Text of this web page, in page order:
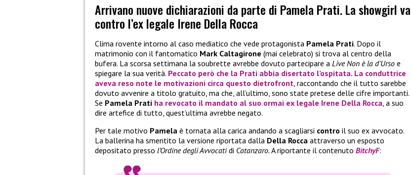
Arrivano nuove dichiarazioni da parte di Pamela Prati. La showgirl va
contro l’ex legale Irene Della Rocca
Clima rovente intorno al caso mediatico che vede protagonista Pamela Prati. Dopo il
matrimonio con il fantomatico Mark Caltagirone (mai celebrato) si trova al centro della
bufera. La scorsa settimana la soubrette avrebbe dovuto partecipare a Live Non è la d’Urso e
spiegare la sua verità. Peccato però che la Prati abbia disertato l’ospitata. La conduttrice
aveva reso note le motivazioni circa questo dietrofront, raccontando che il tutto sarebbe
dovuto avvenire a titolo gratuito, ma che, all’ultimo, sono state pretese delle cifre importanti.
Se Pamela Prati ha revocato il mandato al suo ormai ex legale Irene Della Rocca, a suo
dire artefice di tutto, quest’ultima avrebbe negato.
Per tale motivo Pamela è tornata alla carica andando a scagliarsi contro il suo ex avvocato.
La ballerina ha smentito la versione riportata dalla Della Rocca attraverso un esposto
depositato presso l’Ordine degli Avvocatidi Catanzaro.A riportante il contenuto BitchyF: